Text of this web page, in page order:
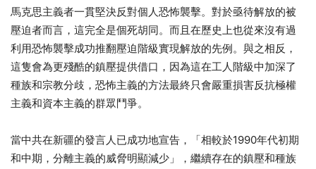
馬克思主義者一貫堅決反對個人恐怖襲擊。對於亟待解放的被
壓迫者而言，這完全是個死胡同。而且在歷史上也從來沒有過
利用恐怖襲擊成功推翻壓迫階級實現解放的先例。與之相反，
這隻會為更殘酷的鎮壓提供借口，因為這在工人階級中加深了
種族和宗教分歧，恐怖主義的方法最終只會嚴重損害反抗極權
主義和資本主義的群眾鬥爭。
當中共在新疆的發言人已成功地宣告，「相較於1990年代初期
和中期，分離主義的威脅明顯減少」，繼續存在的鎮壓和種族